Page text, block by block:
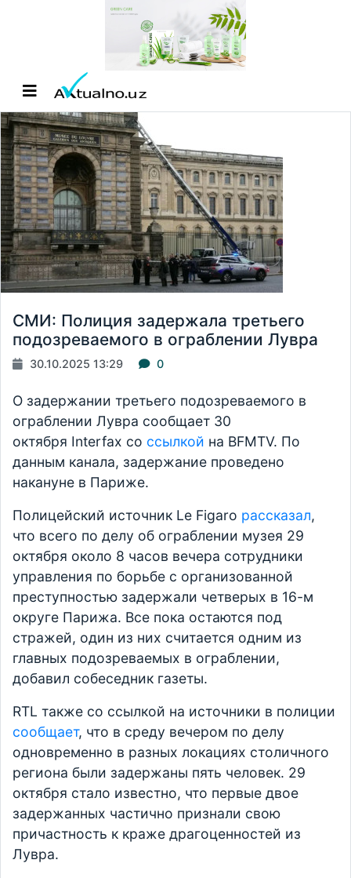
СМИ: Полиция задержала третьего
подозреваемого в ограблении Лувра
30.10.2025 13:29 0
О задержании третьего подозреваемого в
ограблении Лувра сообщает 30
октября Interfax со ссылкой на BFMTV. По
данным канала, задержание проведено
накануне в Париже.
Полицейский источник Le Figaro рассказал,
что всего по делу об ограблении музея 29
октября около 8 часов вечера сотрудники
управления по борьбе с организованной
преступностью задержали четверых в 16-м
округе Парижа. Все пока остаются под
стражей, один из них считается одним из
главных подозреваемых в ограблении,
добавил собеседник газеты.
RTL также со ссылкой на источники в полиции
сообщает, что в среду вечером по делу
одновременно в разных локациях столичного
региона были задержаны пять человек. 29
октября стало известно, что первые двое
задержанных частично признали свою
причастность к краже драгоценностей из
Лувра.